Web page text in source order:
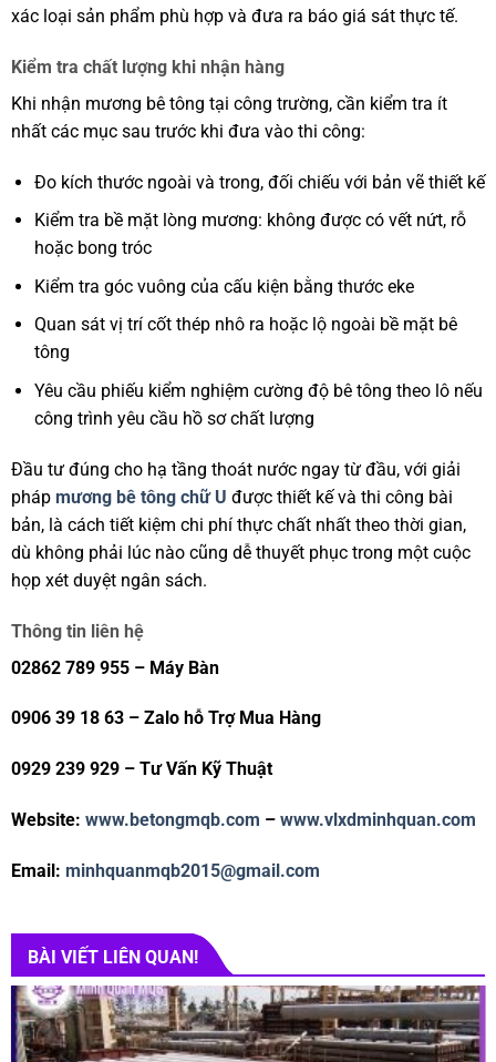
xác loại sản phẩm phù hợp và đưa ra báo giá sát thực tế.
Kiểm tra chất lượng khi nhận hàng
Khi nhận mương bê tông tại công trường, cần kiểm tra ít
nhất các mục sau trước khi đưa vào thi công:
Đo kích thước ngoài và trong, đối chiếu với bản vẽ thiết kế
Kiểm tra bề mặt lòng mương: không được có vết nứt, rỗ
hoặc bong tróc
Kiểm tra góc vuông của cấu kiện bằng thước eke
Quan sát vị trí cốt thép nhô ra hoặc lộ ngoài bề mặt bê
tông
Yêu cầu phiếu kiểm nghiệm cường độ bê tông theo lô nếu
công trình yêu cầu hồ sơ chất lượng
Đầu tư đúng cho hạ tầng thoát nước ngay từ đầu, với giải
pháp mương bê tông chữ U được thiết kế và thi công bài
bản, là cách tiết kiệm chi phí thực chất nhất theo thời gian,
dù không phải lúc nào cũng dễ thuyết phục trong một cuộc
họp xét duyệt ngân sách.
Thông tin liên hệ
02862 789 955 – Máy Bàn
0906 39 18 63 – Zalo hỗ Trợ Mua Hàng
0929 239 929 – Tư Vấn Kỹ Thuật
Website: www.betongmqb.com – www.vlxdminhquan.com
Email: minhquanmqb2015@gmail.com
BÀI VIẾT LIÊN QUAN!